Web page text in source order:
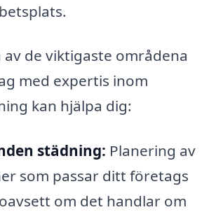
av de viktigaste områdena
med expertis inom
kan hjälpa dig:
städning: Planering av
som passar ditt företags
om det handlar om